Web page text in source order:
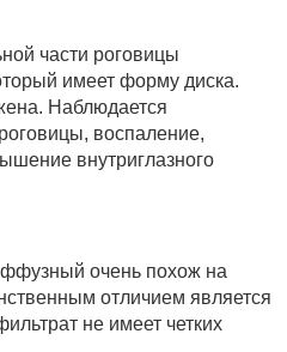
части роговицы
имеет форму диска.
Наблюдается
воспаление,
внутриглазного
очень похож на
отличием является
не имеет четких